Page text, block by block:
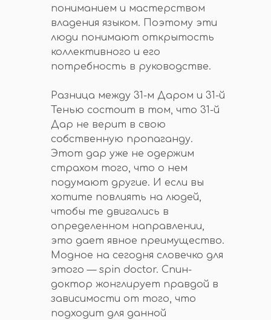
пониманием и мастерством
владения языком. Поэтому эти
люди понимают открытость
коллективного и его
потребность в руководстве.
Разница между 31-м Даром и 31-й
Тенью состоит в том, что 31-й
Дар не верит в свою
собственную пропаганду.
Этот дар уже не одержим
страхом того, что о нем
подумают другие. И если вы
хотите повлиять на людей,
чтобы те двигались в
определенном направлении,
это дает явное преимущество.
Модное на сегодня словечко для
этого — spin doctor. Спин-
доктор жонглирует правдой в
зависимости от того, что
подходит для данной